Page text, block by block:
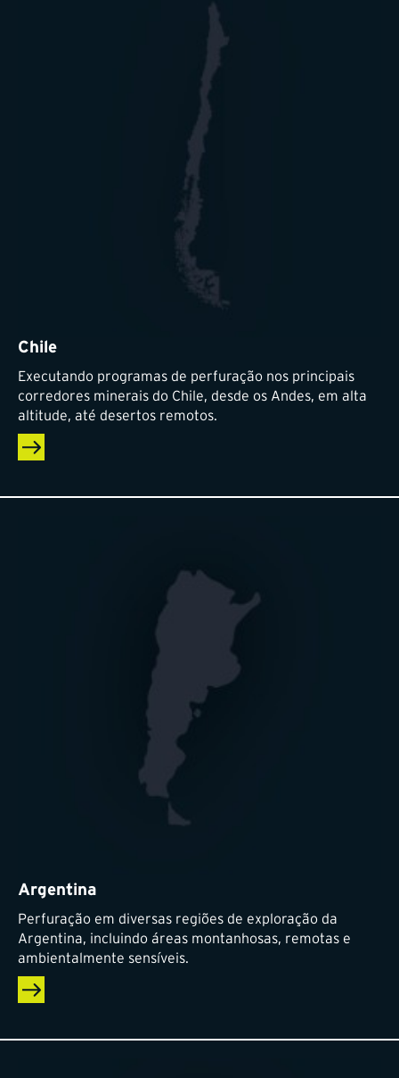
Chile
Executando programas de perfuração nos principais
corredores minerais do Chile, desde os Andes, em alta
altitude, até desertos remotos.
Argentina
Perfuração em diversas regiões de exploração da
Argentina, incluindo áreas montanhosas, remotas e
ambientalmente sensíveis.